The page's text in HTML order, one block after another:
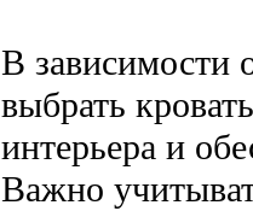
В зависимости
выбрать
интерьера и
Важно